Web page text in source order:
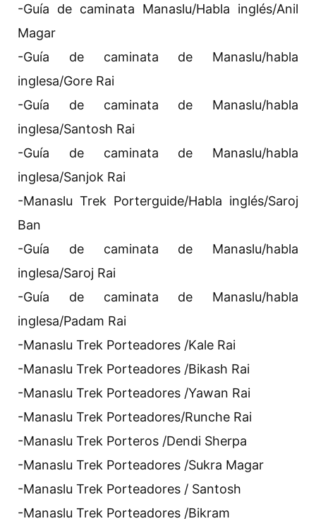
-Guía de caminata Manaslu/Habla inglés/Anil
Magar
-Guía de caminata de Manaslu/habla
inglesa/Gore Rai
-Guía de caminata de Manaslu/habla
inglesa/Santosh Rai
-Guía de caminata de Manaslu/habla
inglesa/Sanjok Rai
-Manaslu Trek Porterguide/Habla inglés/Saroj
Ban
-Guía de caminata de Manaslu/habla
inglesa/Saroj Rai
-Guía de caminata de Manaslu/habla
inglesa/Padam Rai
-Manaslu Trek Porteadores /Kale Rai
-Manaslu Trek Porteadores /Bikash Rai
-Manaslu Trek Porteadores /Yawan Rai
-Manaslu Trek Porteadores/Runche Rai
-Manaslu Trek Porteros /Dendi Sherpa
-Manaslu Trek Porteadores /Sukra Magar
-Manaslu Trek Porteadores / Santosh
-Manaslu Trek Porteadores /Bikram